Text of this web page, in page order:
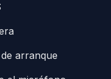
arranque